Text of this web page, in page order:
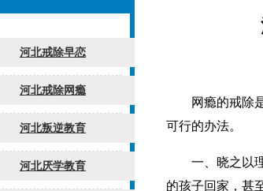
河北戒除早恋
河北戒除网瘾
河北叛逆教育
河北厌学教育
网瘾的戒除是
可行的办法。
一、晓之以理
的孩子回家，甚